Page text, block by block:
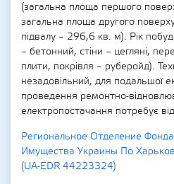
(загальна площа першого
загальна площа другого
підвалу – 296,6 кв. м). Рік
– бетонний, стіни – цегляні,
плити, покрівля – руберойд).
незадовільний, для подальшої
проведення ремонтно-
електропостачання потребує
Региональное Отделение
Имущества Украины По
(UA-EDR 44223324)